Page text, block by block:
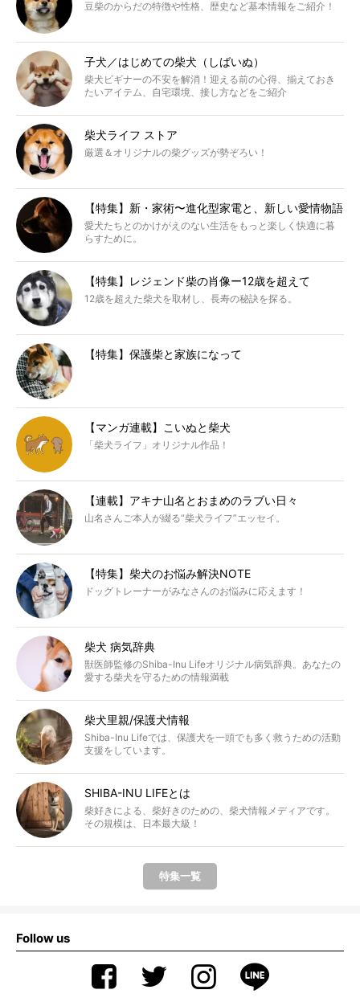
豆柴のからだの特徴や性格、歴史など基本情報をご紹介！
子犬／はじめての柴犬（しばいぬ）
柴犬ビギナーの不安を解消！迎える前の心得、揃えておき
たいアイテム、自宅環境、接し方などをご紹介
柴犬ライフ ストア
厳選＆オリジナルの柴グッズが勢ぞろい！
【特集】新・家術〜進化型家電と、新しい愛情物語
愛犬たちとのかけがえのない生活をもっと楽しく快適に暮
らすために。
【特集】レジェンド柴の肖像ー12歳を超えて
12歳を超えた柴犬を取材し、長寿の秘訣を探る。
【特集】保護柴と家族になって
【マンガ連載】こいぬと柴犬
「柴犬ライフ」オリジナル作品！
【連載】アキナ山名とおまめのラブい日々
山名さんご本人が綴る“柴犬ライフ”エッセイ。
【特集】柴犬のお悩み解決NOTE
ドッグトレーナーがみなさんのお悩みに応えます！
柴犬 病気辞典
獣医師監修のShiba-Inu Lifeオリジナル病気辞典。あなたの
愛する柴犬を守るための情報満載
柴犬里親/保護犬情報
Shiba-Inu Lifeでは、保護犬を一頭でも多く救うための活動
支援をしています。
SHIBA-INU LIFEとは
柴好きによる、柴好きのための、柴犬情報メディアです。
その規模は、日本最大級！
特集一覧
Follow us